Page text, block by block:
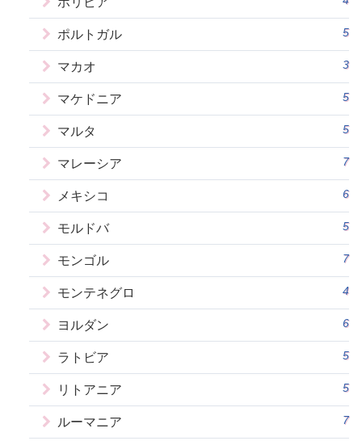
ポルトガル 5
マカオ 3
マケドニア 5
マルタ 5
マレーシア 7
メキシコ 6
モルドバ 5
モンゴル 7
モンテネグロ 4
ヨルダン 6
ラトビア 5
リトアニア 5
ルーマニア 7